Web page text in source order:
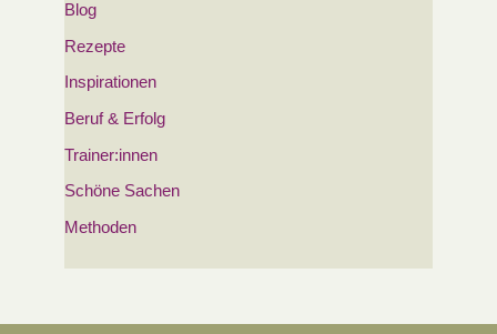
Blog
Rezepte
Inspirationen
Beruf & Erfolg
Trainer:innen
Schöne Sachen
Methoden